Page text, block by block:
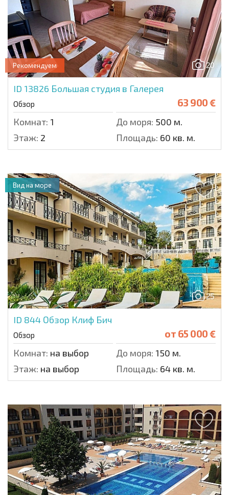
20
Рекомендуем
ID 13826 Большая студия в Галерея
Обзор 63 900 €
Комнат: 1 До моря: 500 м.
Этаж: 2 Площадь: 60 кв. м.
25
ID 844 Обзор Клиф Бич
Обзор от 65 000 €
Комнат: на выбор До моря: 150 м.
Этаж: на выбор Площадь: 64 кв. м.
Вид на море